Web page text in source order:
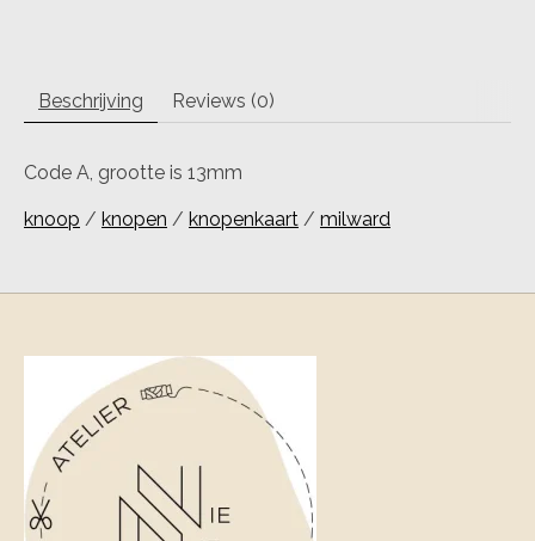
Beschrijving Reviews (0)
Code A, grootte is 13mm
knoop / knopen / knopenkaart / milward